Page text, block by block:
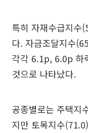
특히 자재수급지수
다. 자금조달지수
각각 6.1p, 6.0p 하
것으로 나타났다.
공종별로는 주택지
지만 토목지수